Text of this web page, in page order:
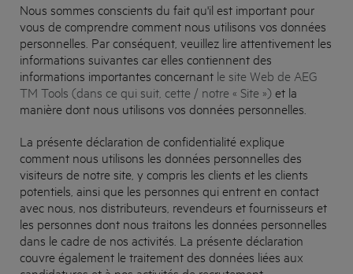
Nous sommes conscients du fait qu'il est important pour
vous de comprendre comment nous utilisons vos données
personnelles. Par conséquent, veuillez lire attentivement les
informations suivantes car elles contiennent des
informations importantes concernant le site Web de AEG
TM Tools (dans ce qui suit, cette / notre « Site »)et la
manière dont nous utilisons vos données personnelles.
La présente déclaration de confidentialité explique
comment nous utilisons les données personnelles des
visiteurs de notre site, y compris les clients et les clients
potentiels, ainsi que les personnes qui entrent en contact
avec nous, nos distributeurs, revendeurs et fournisseurs et
les personnes dont nous traitons les données personnelles
dans le cadre de nos activités. La présente déclaration
couvre également le traitement des données liées aux